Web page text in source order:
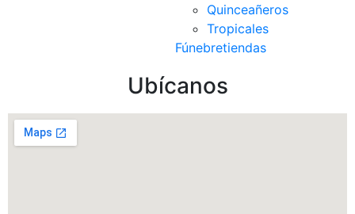
Quinceañeros
Tropicales
Fúnebretiendas
Ubícanos